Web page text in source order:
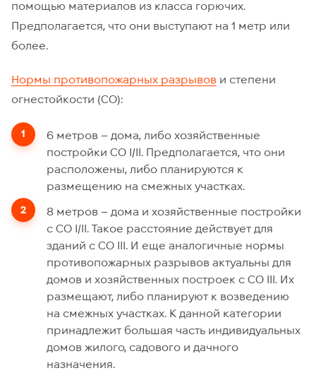
помощью материалов из класса горючих.
Предполагается, что они выступают на 1 метр или
более.
Нормы противопожарных разрывов и степени
огнестойкости (СО):
6 метров – дома, либо хозяйственные
постройки СО I/II. Предполагается, что они
расположены, либо планируются к
размещению на смежных участках.
8 метров – дома и хозяйственные постройки
с СО I/II. Такое расстояние действует для
зданий с СО III. И еще аналогичные нормы
противопожарных разрывов актуальны для
домов и хозяйственных построек с СО III. Их
размещают, либо планируют к возведению
на смежных участках. К данной категории
принадлежит большая часть индивидуальных
домов жилого, садового и дачного
назначения.